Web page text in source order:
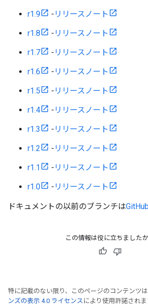
r1.9 - リリースノート
r1.8 - リリースノート
r1.7 - リリースノート
r1.6 - リリースノート
r1.5 - リリースノート
r1.4 - リリースノート
r1.3 - リリースノート
r1.2 - リリースノート
r1.1 - リリースノート
r1.0 - リリースノート
ドキュメントの以前のブランチはGitHub
この情報は役に立ちました
特に記載のない限り、このページのコンテンツは
ンズの表示 4.0 ライセンス により使用許諾され